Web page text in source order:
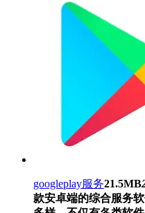
googleplay服务21.5MB
款安卓端的综合服务